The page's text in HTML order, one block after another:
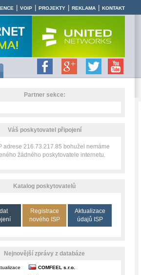
VOIP PROJEKTY REKLAMA KONTAKT
Partner sekce:
Váš poskytovatel připojení
adrese 216.73.217.85 bohužel nemáme
žádného poskytovatele internetu.
Katalog poskytovatelů
Registrace
nového ISP
Aktualizace
údajů ISP
Nejnovější zprávy z databáze
COMFEEL s.r.o.